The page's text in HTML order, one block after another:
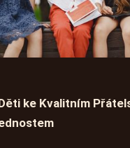
ke Kvalitním